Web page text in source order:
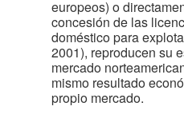
europeos) o
concesión de las
doméstico para
2001), reproducen su
mercado
mismo resultado
propio mercado.